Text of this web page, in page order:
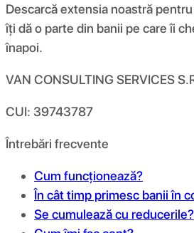
Descarcă extensia noastră
îți dă o parte din banii pe care îi
înapoi.
VAN CONSULTING SERVICES
CUI: 39743787
Întrebări frecvente
Cum funcționează?
În cât timp primesc banii în
Se cumulează cu reducerile?